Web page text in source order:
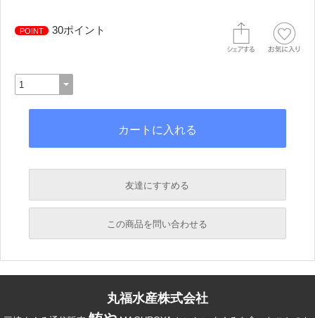
POINT 30ポイント
友達にすすめる
必須
必須
必須
この商品を問い合わせる
必須
丸福水産株式会社